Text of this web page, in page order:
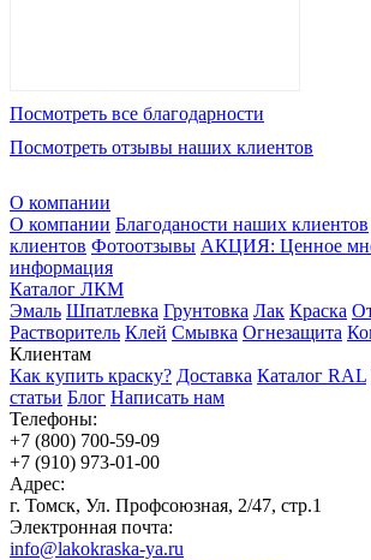
Посмотреть все благодарности
Посмотреть отзывы наших клиентов
О компании
О компании Благоданости наших клиентов
клиентов Фотоотзывы АКЦИЯ: Ценное
информация
Каталог ЛКМ
Эмаль Шпатлевка Грунтовка Лак Краска
Растворитель Клей Смывка Огнезащита
Клиентам
Как купить краску? Доставка Каталог RAL
статьи Блог Написать нам
Телефоны:
+7 (800) 700-59-09
+7 (910) 973-01-00
Адрес:
г. Томск, Ул. Профсоюзная, 2/47, стр.1
Электронная почта:
info@lakokraska-ya.ru